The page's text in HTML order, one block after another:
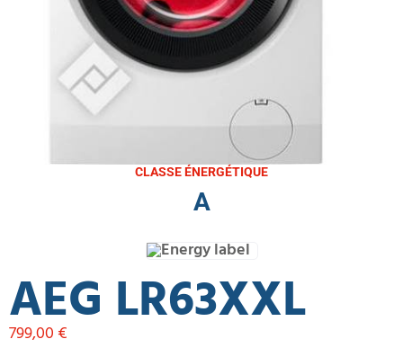
CLASSE ÉNERGÉTIQUE
A
AEG LR63XXL
799,00 €